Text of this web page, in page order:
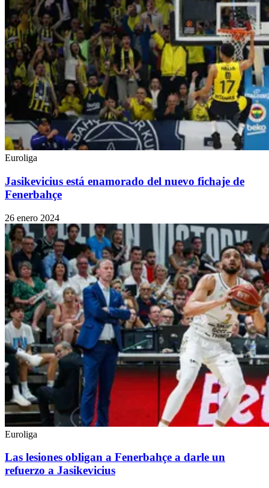
Euroliga
Jasikevicius está enamorado del nuevo fichaje de
Fenerbahçe
26 enero 2024
Euroliga
Las lesiones obligan a Fenerbahçe a darle un
refuerzo a Jasikevicius